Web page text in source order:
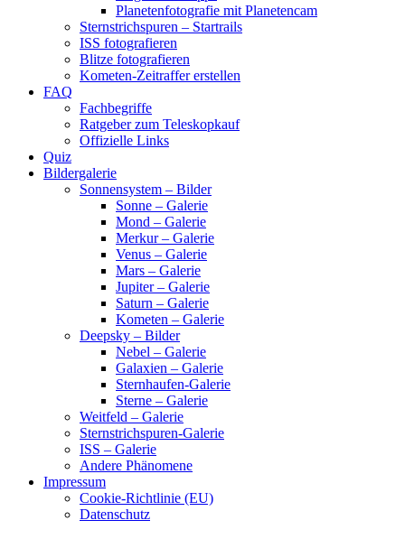
Planetenfotografie mit Planetencam
Sternstrichspuren – Startrails
ISS fotografieren
Blitze fotografieren
Kometen-Zeitraffer erstellen
FAQ
Fachbegriffe
Ratgeber zum Teleskopkauf
Offizielle Links
Quiz
Bildergalerie
Sonnensystem – Bilder
Sonne – Galerie
Mond – Galerie
Merkur – Galerie
Venus – Galerie
Mars – Galerie
Jupiter – Galerie
Saturn – Galerie
Kometen – Galerie
Deepsky – Bilder
Nebel – Galerie
Galaxien – Galerie
Sternhaufen-Galerie
Sterne – Galerie
Weitfeld – Galerie
Sternstrichspuren-Galerie
ISS – Galerie
Andere Phänomene
Impressum
Cookie-Richtlinie (EU)
Datenschutz